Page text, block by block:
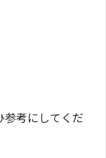
考にしてくだ